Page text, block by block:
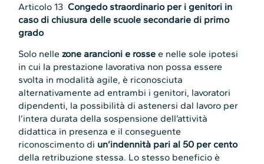
Articolo 13Congedo straordinario per i genitori in
caso di chiusura delle scuole secondarie di primo
grado
Solo nelle zone arancioni e rossee nelle sole ipotesi
in cui la prestazione lavorativa non possa essere
svolta in modalità agile, è riconosciuta
alternativamente ad entrambi i genitori, lavoratori
dipendenti, la possibilità di astenersi dal lavoro per
l’intera durata della sospensione dell’attività
didattica in presenza e il conseguente
riconoscimento di un’indennità pari al 50 per cento
della retribuzione stessa. Lo stesso beneficio è